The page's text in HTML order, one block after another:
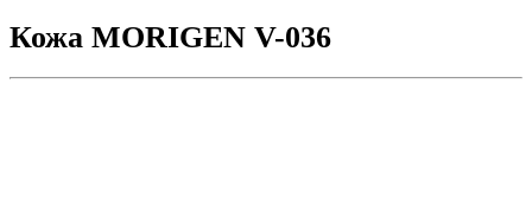
Кожа MORIGEN V-036